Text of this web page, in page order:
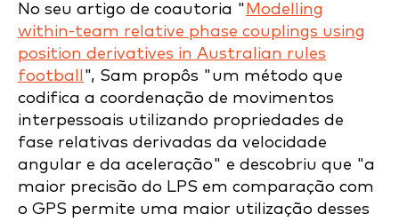
No seu artigo de coautoria " Modelling
within-team relative phase couplings using
position derivatives in Australian rules
football
", Sam propôs "um método que
codifica a coordenação de movimentos
interpessoais utilizando propriedades de
fase relativas derivadas da velocidade
angular e da aceleração" e descobriu que "a
maior precisão do LPS em comparação com
o GPS permite uma maior utilização desses